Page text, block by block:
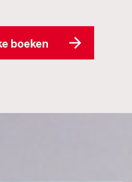
boeken